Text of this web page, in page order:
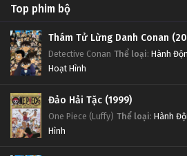
Top phim bộ
Thám Tử Lừng Danh Conan
Detective Conan Thể loại: Hành
Hoạt Hình
Đảo Hải Tặc (1999)
One Piece (Luffy) Thể loại: Hành
Hình